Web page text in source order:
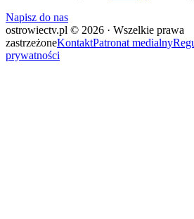
Napisz do nas
ostrowiectv.pl © 2026 · Wszelkie prawa
zastrzeżoneKontaktPatronat medialny
prywatności